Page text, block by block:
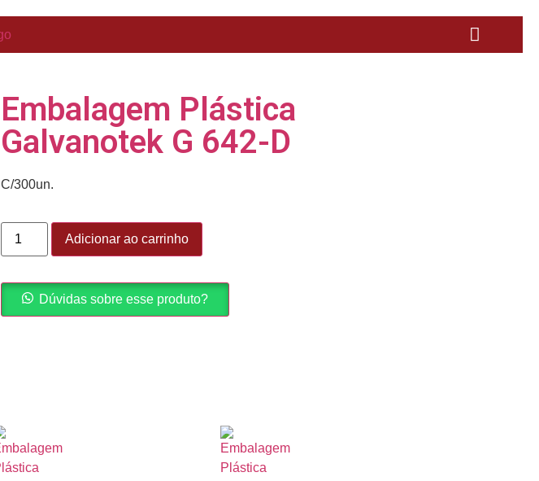
Embalagem Plástica
Galvanotek G 642-D
C/300un.
Adicionar ao carrinho
Dúvidas sobre esse produto?